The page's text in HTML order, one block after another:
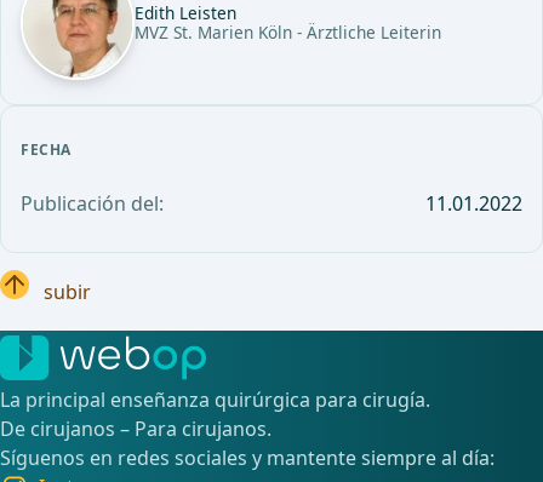
Edith Leisten
MVZ St. Marien Köln - Ärztliche Leiterin
FECHA
Publicación del: 11.01.2022
subir
La principal enseñanza quirúrgica para cirugía.
De cirujanos – Para cirujanos.
Síguenos en redes sociales y mantente siempre al día: